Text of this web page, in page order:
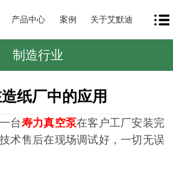
产品中心 案例 关于艾默迪
制造行业
纸厂中的应用
台寿力真空泵在客户工厂安装完
术售后在现场调试好，一切无误